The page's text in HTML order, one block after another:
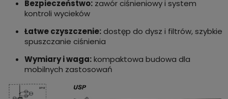
Bezpieczeństwo:zawór ciśnieniowy i system
kontroli wycieków
Łatwe czyszczenie:dostęp do dysz i filtrów, szybkie
spuszczanie ciśnienia
Wymiary i waga:kompaktowa budowa dla
mobilnych zastosowań